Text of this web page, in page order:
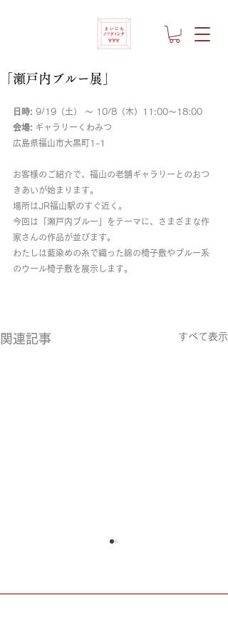
「瀬戸内ブルー展」
日時: 9/19（土） ～ 10/8（木）11:00～18:00
会場: ギャラリーくわみつ
広島県福山市大黒町1-1
お客様のご紹介で、福山の老舗ギャラリーとのおつ
きあいが始まります。
場所はJR福山駅のすぐ近く。
今回は「瀬戸内ブルー」をテーマに、さまざまな作
家さんの作品が並びます。
わたしは藍染めの糸で織った綿の椅子敷やブルー系
のウール椅子敷を展示します。
関連記事 すべて表示